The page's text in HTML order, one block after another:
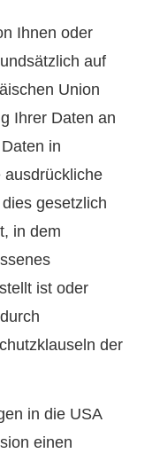
Ihnen oder
auf
Union
Ihrer Daten an
in
ausdrückliche
gesetzlich
in dem
ist oder
der
in die USA
einen